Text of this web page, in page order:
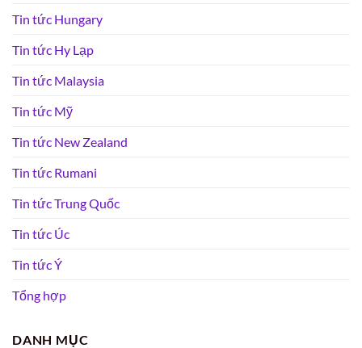
Tin tức Hungary
Tin tức Hy Lạp
Tin tức Malaysia
Tin tức Mỹ
Tin tức New Zealand
Tin tức Rumani
Tin tức Trung Quốc
Tin tức Úc
Tin tức Ý
Tổng hợp
DANH MỤC